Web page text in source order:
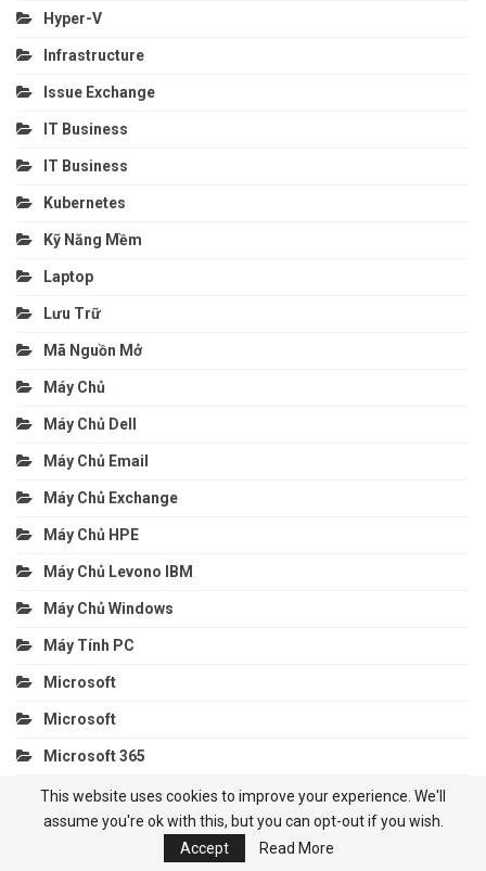
Hyper-V
Infrastructure
Issue Exchange
IT Business
IT Business
Kubernetes
Kỹ Năng Mềm
Laptop
Lưu Trữ
Mã Nguồn Mở
Máy Chủ
Máy Chủ Dell
Máy Chủ Email
Máy Chủ Exchange
Máy Chủ HPE
Máy Chủ Levono IBM
Máy Chủ Windows
Máy Tính PC
Microsoft
Microsoft
Microsoft 365
Microsoft 365
Microsoft Azure
This website uses cookies to improve your experience. We'll
assume you're ok with this, but you can opt-out if you wish.
Accept
Read More